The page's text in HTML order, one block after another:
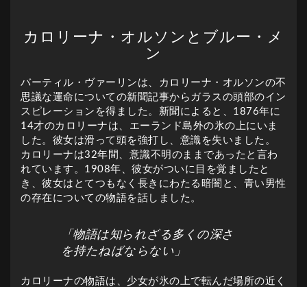
カロリーナ・オルソンとブルー・メ
ン
バーティル・ヴァーリンは、カロリーナ・オルソンの不
思議な運命についての新聞記事からガラスの頭部のイン
スピレーションを得ました。新聞によると、1876年に
14才のカロリーナは、エーランド島外の氷の上にいま
した。彼女は滑って頭を強打し、意識を失いました。
カロリーナは32年間、意識不明のままであったと言わ
れています。1908年、彼女がついに目を覚ましたと
き、彼女はとてつもなく長きにわたる暗闇と、青い男性
の存在についての物語を話しました。
「物語は知られざる多くの深さ
を持たねばならない」
カロリーナの物語は、少女が氷の上で転んだ場所の近く